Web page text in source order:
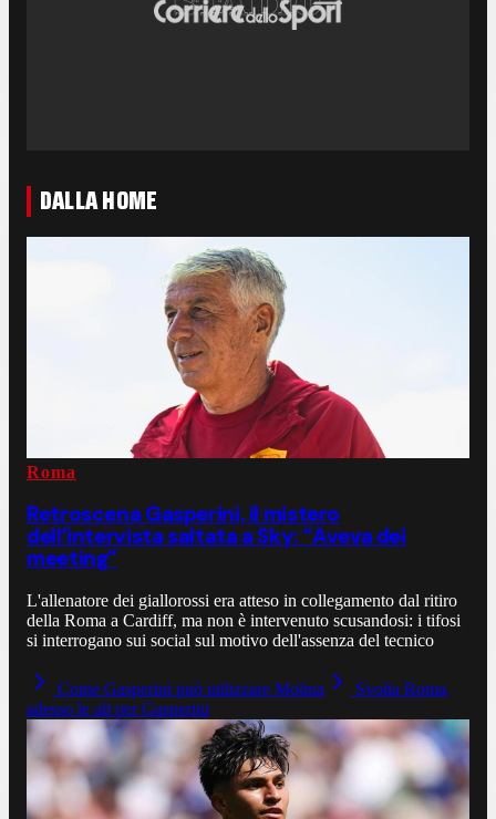
DALLA HOME
Roma
Retroscena Gasperini, il mistero
dell’intervista saltata a Sky: “Aveva dei
meeting”
L'allenatore dei giallorossi era atteso in collegamento dal ritiro
della Roma a Cardiff, ma non è intervenuto scusandosi: i tifosi
si interrogano sui social sul motivo dell'assenza del tecnico
Come Gasperini può utilizzare Molina
Svolta Roma,
adesso le ali per Gasperini